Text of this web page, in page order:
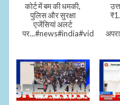
कोर्ट में बम की धमकी,
पुलिस और सुरक्षा
एजेंसियां अलर्ट